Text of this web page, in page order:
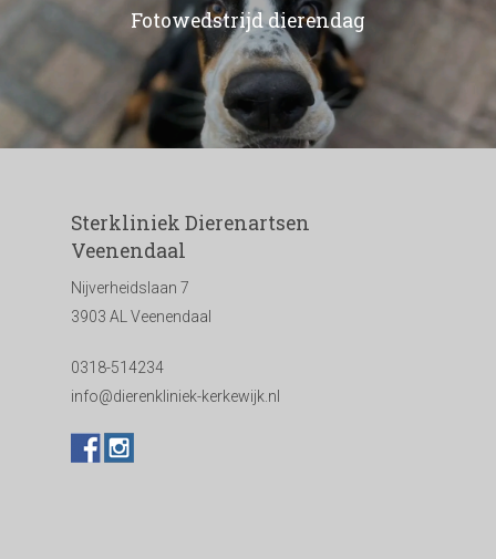
Fotowedstrijd dierendag
Sterkliniek Dierenartsen
Veenendaal
Nijverheidslaan 7
3903 AL Veenendaal
0318-514234
info@dierenkliniek-kerkewijk.nl